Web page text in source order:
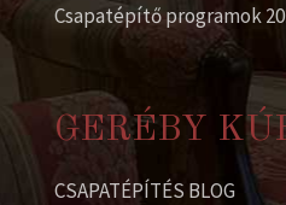
Csapatépítő programok
GERÉBY
CSAPATÉPÍTÉS BLOG